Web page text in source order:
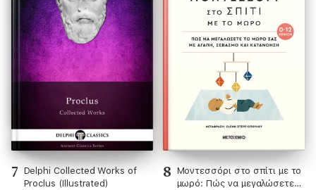
7 Delphi Collected Works of
Proclus (Illustrated)
8 Μοντεσσόρι στο σπίτι με το
μωρό: Πώς να μεγαλώσετε